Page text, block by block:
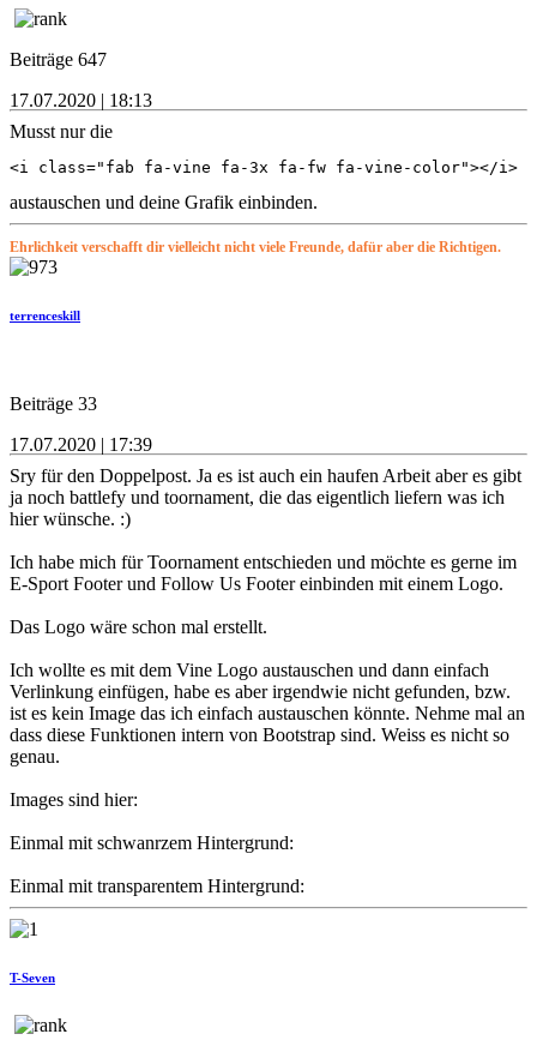
Beiträge 647
17.07.2020 | 18:13
Musst nur die
<i class="fab fa-vine fa-3x fa-fw fa-vine-color"></i>
austauschen und deine Grafik einbinden.
Ehrlichkeit verschafft dir vielleicht nicht viele Freunde, dafür aber die Richtigen.
terrenceskill
Beiträge 33
17.07.2020 | 17:39
Sry für den Doppelpost. Ja es ist auch ein haufen Arbeit aber es gibt
ja noch battlefy und toornament, die das eigentlich liefern was ich
hier wünsche. :)
Ich habe mich für Toornament entschieden und möchte es gerne im
E-Sport Footer und Follow Us Footer einbinden mit einem Logo.
Das Logo wäre schon mal erstellt.
Ich wollte es mit dem Vine Logo austauschen und dann einfach
Verlinkung einfügen, habe es aber irgendwie nicht gefunden, bzw.
ist es kein Image das ich einfach austauschen könnte. Nehme mal an
dass diese Funktionen intern von Bootstrap sind. Weiss es nicht so
genau.
Images sind hier:
Einmal mit schwanrzem Hintergrund:
Einmal mit transparentem Hintergrund:
T-Seven